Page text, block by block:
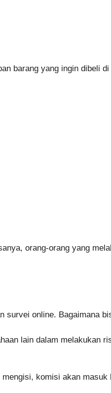
barang yang ingin dibeli
orang-orang yang
survei online. Bagaimana
lain dalam melakukan
komisi akan masuk